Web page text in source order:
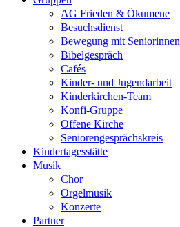
AG Frieden & Ökumene
Besuchsdienst
Bewegung mit Seniorinnen
Bibelgespräch
Cafés
Kinder- und Jugendarbeit
Kinderkirchen-Team
Konfi-Gruppe
Offene Kirche
Seniorengesprächskreis
Kindertagesstätte
Musik
Chor
Orgelmusik
Konzerte
Partner